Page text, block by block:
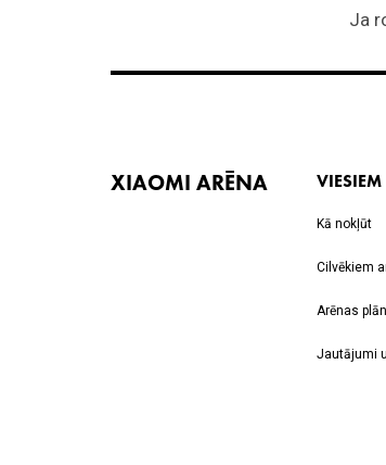
XIAOMI ARĒNA VIESIEM
Kā nokļūt
Cilvēkiem
Arēnas
Jautājumi